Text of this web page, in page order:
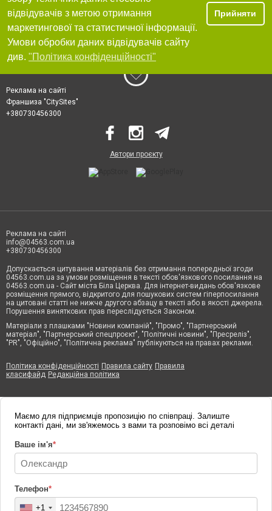
відвідувачів з метою отримання
маркетингової та статистичної інформації.
Умови обробки даних відвідувачів сайту
див. "Політика конфіденційності"
Прийняти
Реклама на сайті
Франшиза "CitySites"
+380730456300
Автори проєкту
Реклама на сайті
info@04563.com.ua
+380730456300
Допускається цитування матеріалів без отримання попередньої згоди
04563.com.ua за умови розміщення в тексті обов'язкового посилання на
04563.com.ua - Сайт міста Біла Церква. Для інтернет-видань обов'язкове
розміщення прямого, відкритого для пошукових систем гіперпосилання
на цитовані статті не нижче другого абзацу в тексті або в якості джерела.
Порушення виняткових прав переслідується Законом.
Матеріали з плашками "Новини компаній", "Промо", "Партнерський
матеріал", "Партнерський спецпроєкт", "Політичні новини", "Пресреліз",
"PR", "Офіційно", "Політична реклама" публікуються на правах реклами.
Політика конфіденційності Правила сайту Правила
класифайд Редакційна політика
Маємо для підприємців пропозицію по співпраці. Залиште
контакті дані, ми зв'яжемось з вами та розповімо всі деталі
Ваше ім'я*
Телефон*
+1